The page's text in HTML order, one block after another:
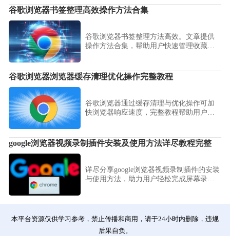
谷歌浏览器书签整理高效操作方法合集
谷歌浏览器书签整理方法高效。文章提供
操作方法合集，帮助用户快速管理收藏
谷歌浏览器浏览器缓存清理优化操作完整教程
谷歌浏览器通过缓存清理与优化操作可加
快浏览器响应速度，完整教程帮助用户提
google浏览器视频录制插件安装及使用方法详尽教程完整
详尽分享google浏览器视频录制插件的安装
与使用方法，助力用户轻松完成屏幕录
本平台资源仅供学习参考，禁止传播和商用，请于24小时内删除，违规
后果自负。